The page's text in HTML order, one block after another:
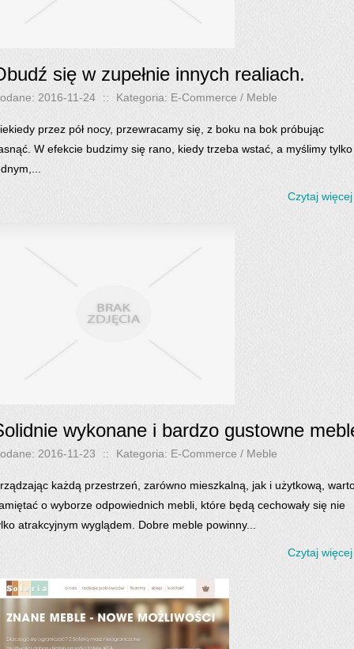
się w zupełnie innych realiach.
2016-11-24 :: Kategoria: E-Commerce / Meble
przez pół nocy, przewracamy się, z boku na bok próbując
W efekcie budzimy się rano, kiedy trzeba wstać, a myślimy
Czytaj
wykonane i bardzo gustowne
2016-11-23 :: Kategoria: E-Commerce / Meble
każdą przestrzeń, zarówno mieszkalną, jak i użytkową,
o wyborze odpowiednich mebli, które będą cechowały się nie
atrakcyjnym wyglądem. Dobre meble powinny...
Czytaj